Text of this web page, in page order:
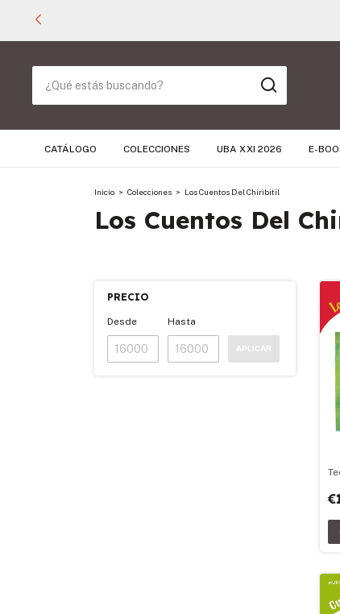
CATÁLOGO COLECCIONES UBA XXI 2026 E-
Inicio > Colecciones > Los Cuentos Del Chiribitil
Los Cuentos Del
PRECIO
Desde Hasta
APLICAR